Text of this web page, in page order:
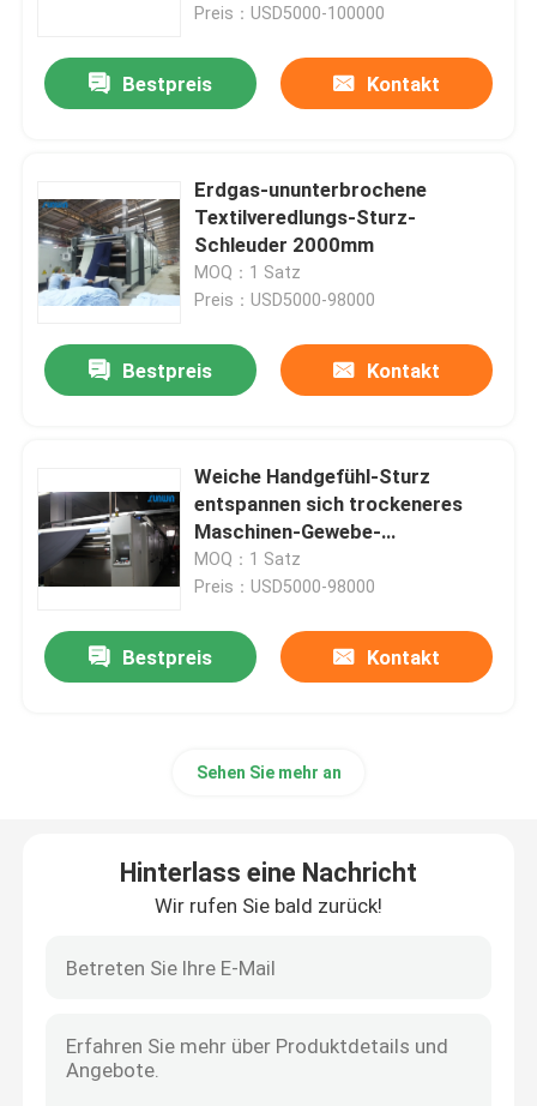
Über uns
Fabrik-Ausflug
Fordern Sie ein Zitat
Preis：USD5000-100000
Bestpreis Kontakt
Erdgas-ununterbrochene
Textilveredlungs-Sturz-
Schleuder 2000mm
MOQ：1 Satz
Preis：USD5000-98000
Bestpreis Kontakt
Weiche Handgefühl-Sturz
entspannen sich trockeneres
Maschinen-Gewebe-
Entspannung 2200mm
MOQ：1 Satz
Preis：USD5000-98000
Bestpreis Kontakt
Sehen Sie mehr an
Hinterlass eine Nachricht
Wir rufen Sie bald zurück!